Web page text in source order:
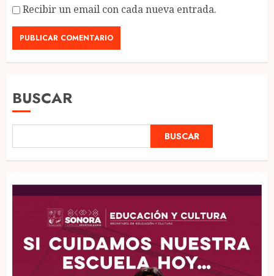
Recibir un email con cada nueva entrada.
BUSCAR
BUSCAR